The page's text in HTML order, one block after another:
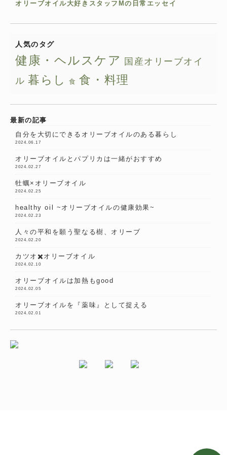
オリーブオイル大好きスタッフMの日常エッセイ
人気のタグ
健康・ヘルスケア 国産オリーブオイ
ル 暮らし 食 食・料理
最新の記事
自分を大切にできるオリーブオイルのある暮らし
2024.06.17
オリーブオイルとパプリカは一緒がおすすめ
2024.02.27
牡蠣×オリーブオイル
2024.02.25
healthy oil ~オリーブオイルの健康効果~
2024.02.23
人々の平和を願う聖なる樹、オリーブ
2024.02.20
カツオ✖️オリーブオイル
2024.02.10
オリーブオイルは加熱もgood
2024.02.05
オリーブオイルを『薬味』として捉える
2024.02.01